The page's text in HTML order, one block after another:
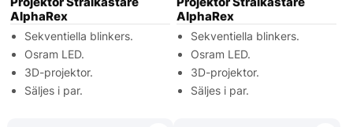
AlphaRex
Sekventiella blinkers.
Osram LED.
3D-projektor.
Säljes i par.
AlphaRex
Sekventiella blinkers.
Osram LED.
3D-projektor.
Säljes i par.